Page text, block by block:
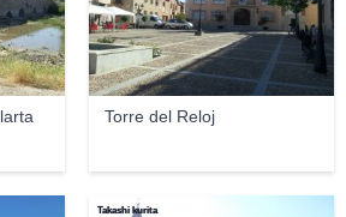
Torre del Reloj
Takashi kurita